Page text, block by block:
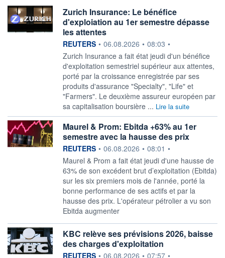
Zurich Insurance: Le bénéfice
d'exploiation au 1er semestre dépasse
les attentes
information fournie par
REUTERS • 06.08.2026 • 08:03 •
Zurich Insurance ‌a fait état jeudi d'un bénéfice ​
d'exploitation semestriel supérieur aux attentes,
porté par la croissance enregistrée par ses
produits d'assurance "Specialty", "Life" ​et
"Farmers". Le deuxième assureur européen par
sa capitalisation boursière ... Lire la suite
Maurel & Prom: Ebitda +63% au 1er
semestre avec la hausse des prix
information fournie par
REUTERS • 06.08.2026 • 08:01 •
Maurel & ‌Prom a fait état ​jeudi d'une hausse de
63% de son excédent brut ​d’exploitation (Ebitda)
sur les six premiers mois ​de l'année, porté ⁠la
bonne performance de ‌ses actifs et par la
hausse des prix. L'opérateur ​pétrolier ‌a vu son
Ebitda ⁠augmenter
KBC relève ses prévisions 2026, baisse
des charges d'exploitation
information fournie par
REUTERS • 06.08.2026 • 07:57 •